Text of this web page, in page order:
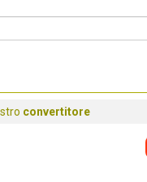
convertitore